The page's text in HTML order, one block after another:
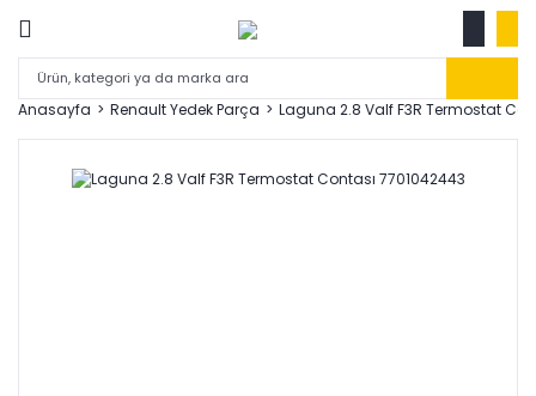
Anasayfa Renault Yedek Parça Laguna 2.8 Valf F3R Termostat